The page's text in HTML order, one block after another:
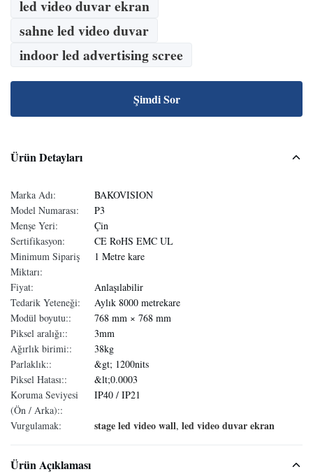
led video duvar ekran
sahne led video duvar
indoor led advertising scree
Şimdi Sor
Ürün Detayları
Marka Adı:
BAKOVISION
Model Numarası:
P3
Menşe Yeri:
Çin
Sertifikasyon:
CE RoHS EMC UL
Minimum Sipariş
Miktarı:
1 Metre kare
Fiyat:
Anlaşılabilir
Tedarik Yeteneği:
Aylık 8000 metrekare
Modül boyutu::
768 mm × 768 mm
Piksel aralığı::
3mm
Ağırlık birimi::
38kg
Parlaklık::
&gt; 1200nits
Piksel Hatası::
&lt;0.0003
Koruma Seviyesi
(Ön / Arka)::
IP40 / IP21
Vurgulamak: stage led video wall, led video duvar ekran
Ürün Açıklaması